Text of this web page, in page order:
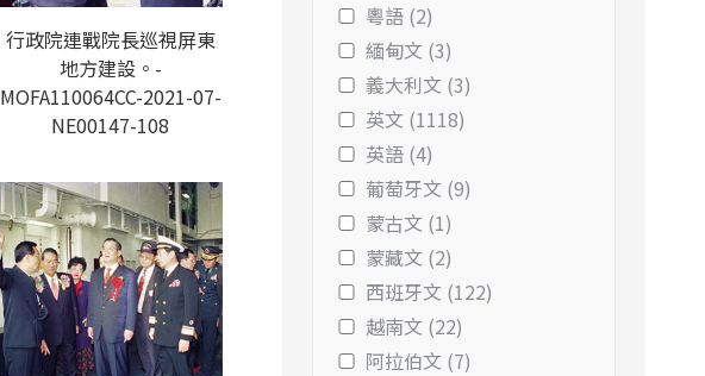
行政院連戰院長巡視屏東
地方建設。-
MOFA110064CC-2021-07-
NE00147-108
粵語 (2)
緬甸文 (3)
義大利文 (3)
英文 (1118)
英語 (4)
葡萄牙文 (9)
蒙古文 (1)
蒙藏文 (2)
西班牙文 (122)
越南文 (22)
阿拉伯文 (7)